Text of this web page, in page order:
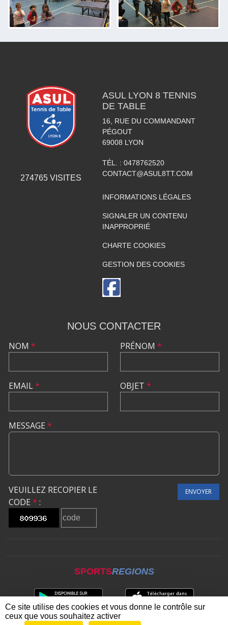
274765 VISITES
ASUL LYON 8 TENNIS
DE TABLE
16, RUE DU COMMANDANT
PÉGOUT
69008 LYON
TÉL. : 0478762520
CONTACT@ASUL8TT.COM
INFORMATIONS LÉGALES
SIGNALER UN CONTENU
INAPPROPRIÉ
CHARTE COOKIES
GESTION DES COOKIES
NOUS CONTACTER
NOM *
EMAIL*
PRÉNOM *
OBJET *
MESSAGE *
VEUILLEZ RECOPIER LE
CODE * :
ENVOYER
SPORTSREGIONS
Ce site utilise des cookies et vous donne le contrôle sur
ceux que vous souhaitez activer